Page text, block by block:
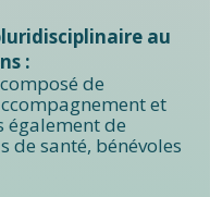
au
:
de
et
également de
de santé, bénévoles